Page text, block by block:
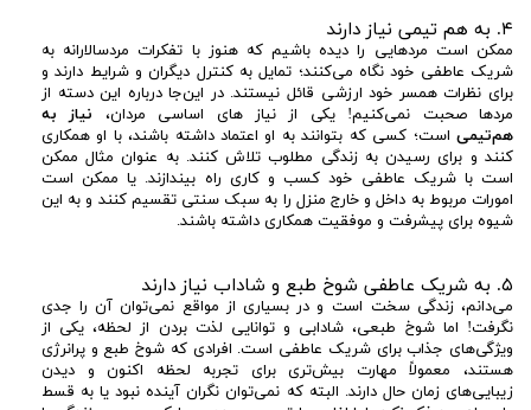
۴. به هم تیمی نیاز دارند
ممکن است مردهایی را دیده باشیم که هنوز با تفکرات مردسالارانه به
شریک عاطفی خود نگاه می‌کنند؛ تمایل به کنترل دیگران و شرایط دارند و
برای نظرات همسر خود ارزشی قائل نیستند. در این‌جا درباره این دسته از
مردها صحبت نمی‌کنیم! یکی از نیاز های اساسی مردان، نیاز به
هم‌تیمی است؛ کسی که بتوانند به او اعتماد داشته باشند، با او همکاری
کنند و برای رسیدن به زندگی مطلوب تلاش کنند. به عنوان مثال ممکن
است با شریک عاطفی خود کسب و کاری راه بیندازند. یا ممکن است
امورات مربوط به داخل و خارج منزل را به سبک سنتی تقسیم کنند و به این
شیوه برای پیشرفت و موفقیت همکاری داشته باشند.
۵. به شریک عاطفی شوخ طبع و شاداب نیاز دارند
می‌دانم، زندگی سخت است و در بسیاری از مواقع نمی‌توان آن را جدی
نگرفت! اما شوخ طبعی، شادابی و توانایی لذت بردن از لحظه، یکی از
ویژگی‌های جذاب برای شریک عاطفی است. افرادی که شوخ طبع و پر‌انرژی
هستند، معمولاً مهارت بیش‌تری برای تجربه لحظه اکنون و دیدن
زیبایی‌‌های زمان حال دارند. البته که نمی‌توان نگران آینده نبود یا به قسط